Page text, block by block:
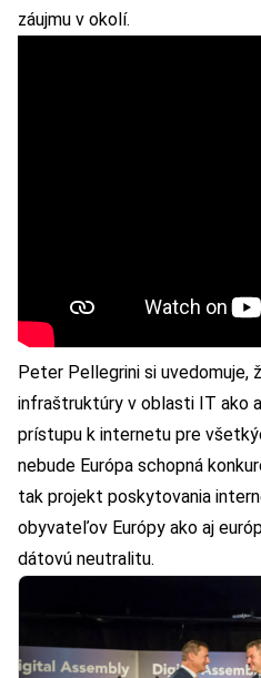
záujmu v okolí.
Peter Pellegrini si uvedomuje,
infraštruktúry v oblasti IT ako
prístupu k internetu pre
nebude Európa schopná
tak projekt poskytovania
obyvateľov Európy ako aj
dátovú neutralitu.